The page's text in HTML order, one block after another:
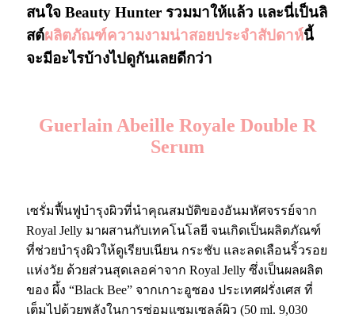
สนใจ Beauty Hunter รวมมาให้แล้ว และนี่เป็นลิ
สต์ผลิตภัณฑ์ความงามน่าสอยประจำสัปดาห์นี้
จะมีอะไรบ้างไปดูกันเลยดีกว่า
Guerlain Abeille Royale Double R
Serum
เซรั่มฟื้นฟูบำรุงผิวที่นำคุณสมบัติของอันมหัศจรรย์จาก
Royal Jelly มาผสานกับเทคโนโลยี จนเกิดเป็นผลิตภัณฑ์
ที่ช่วยบำรุงผิวให้ดูเรียบเนียน กระชับ และลดเลือนริ้วรอย
แห่งวัย ด้วยส่วนสุดเลอค่าจาก Royal Jelly ซึ่งเป็นผลผลิต
ของ ผึ้ง “Black Bee” จากเกาะอูซอง ประเทศฝรั่งเศส ที่
เต็มไปด้วยพลังในการซ่อมแซมเซลล์ผิว (50 ml. 9,030